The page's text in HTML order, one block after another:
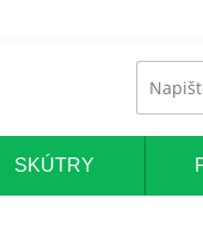
SKÚTRY